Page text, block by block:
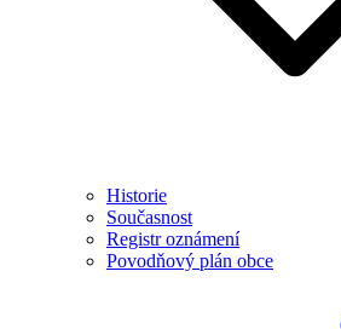
Historie
Současnost
Registr oznámení
Povodňový plán obce